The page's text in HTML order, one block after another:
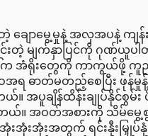
များ ပါ
ောမွေ့မှုနဲ့ အလှအပနဲ့ ကျန်း
းတဲ့ မျက်နှာပြင်ကို ဂုဏ်ယူ
ါ်က အံရိုးတွေကို ကာကွယ်ဖို့
ဝအရ ဓာတ်မတည့်စေပြီး
အပူချိန်ထိန်းချုပ်နိုင်စွ
ယ်။ အဝတ်အစားကို သိမ်မွ
အုံးအုံးအတွက် ရင်းနှီးမြှု